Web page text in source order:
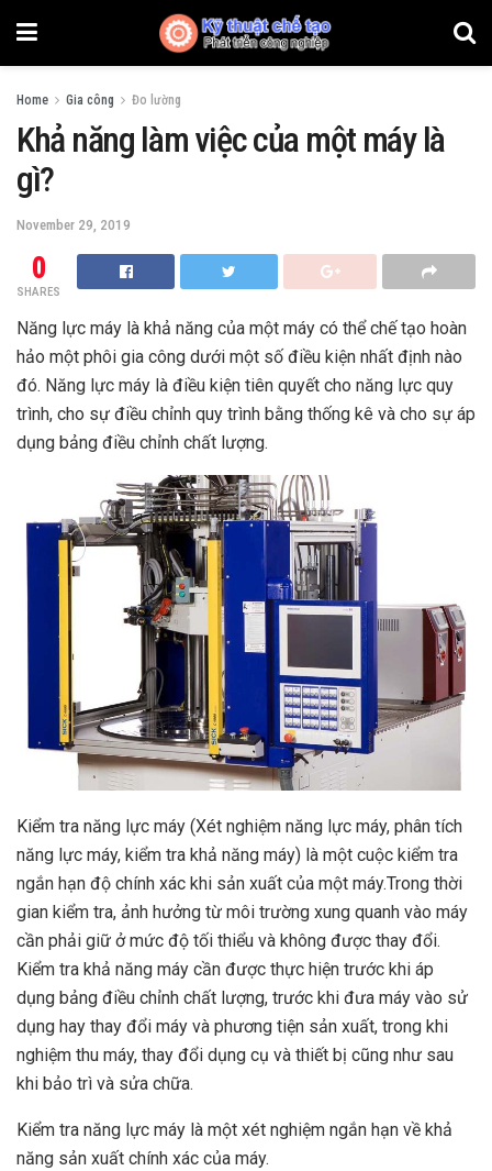
Home Gia công Đo lường
Khả năng làm việc của một máy là
gì?
November 29, 2019
0
SHARES
Năng lực máy là khả năng của một máy có thể chế tạo hoàn
hảo một phôi gia công dưới một số điều kiện nhất định nào
đó. Năng lực máy là điều kiện tiên quyết cho năng lực quy
trình, cho sự điều chỉnh quy trình bằng thống kê và cho sự áp
dụng bảng điều chỉnh chất lượng.
Kiểm tra năng lực máy (Xét nghiệm năng lực máy, phân tích
năng lực máy, kiểm tra khả năng máy) là một cuộc kiểm tra
ngắn hạn độ chính xác khi sản xuất của một máy.Trong thời
gian kiểm tra, ảnh hưởng từ môi trường xung quanh vào máy
cần phải giữ ở mức độ tối thiểu và không được thay đổi.
Kiểm tra khả năng máy cần được thực hiện trước khi áp
dụng bảng điều chỉnh chất lượng, trước khi đưa máy vào sử
dụng hay thay đổi máy và phương tiện sản xuất, trong khi
nghiệm thu máy, thay đổi dụng cụ và thiết bị cũng như sau
khi bảo trì và sửa chữa.
Kiểm tra năng lực máy là một xét nghiệm ngắn hạn về khả
năng sản xuất chính xác của máy.